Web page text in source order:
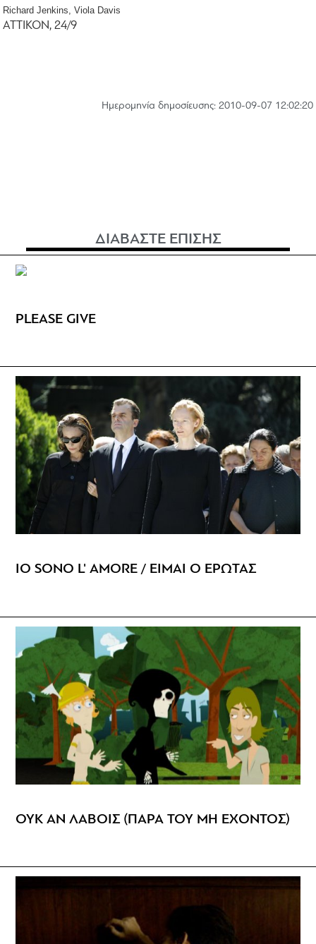
Richard Jenkins, Viola Davis
ΑΤΤΙΚΟΝ, 24/9
Hμερομηνία δημοσίευσης: 2010-09-07 12:02:20
ΔΙΑΒΑΣΤΕ ΕΠΙΣΗΣ
PLEASE GIVE
IO SONO L' AMORE / ΕΙΜΑΙ Ο ΕΡΩΤΑΣ
ΟΥΚ ΑΝ ΛΑΒΟΙΣ (ΠΑΡΑ ΤΟΥ ΜΗ ΕΧΟΝΤΟΣ)